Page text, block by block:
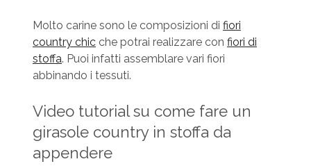
Molto carine sono le composizioni di fiori
country chicche potrai realizzare con fiori di
stoffa. Puoi infatti assemblare vari fiori
abbinando i tessuti.
Video tutorial su come fare un
girasole country in stoffa da
appendere